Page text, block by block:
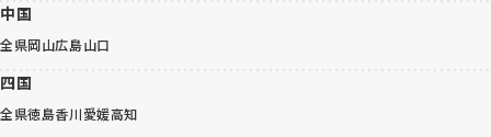
中国
全県岡山広島山口
四国
全県徳島香川愛媛高知